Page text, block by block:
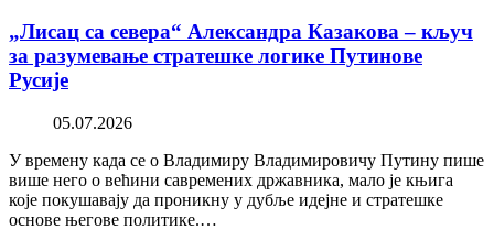
„Лисац са севера“ Александра Казакова – кључ
за разумевање стратешке логике Путинове
Русије
05.07.2026
У времену када се о Владимиру Владимировичу Путину пише
више него о већини савремених државника, мало је књига
које покушавају да проникну у дубље идејне и стратешке
основе његове политике.…